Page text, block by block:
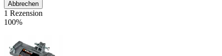
Abbrechen
1 Rezension
100%